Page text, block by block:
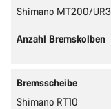
Shimano MT200/
Anzahl Bremskolben
Bremsscheibe
Shimano RT10